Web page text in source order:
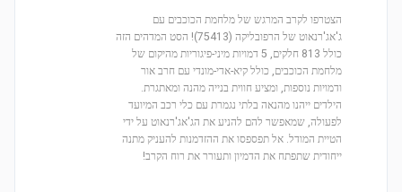
הצטרפו לקרב המרגש של מלחמת הכוכבים עם
ג'אג'רנאוט של הרפובליקה (75413)! הסט המדהים הזה
כולל 813 חלקים, 5 דמויות מיני-פיגוריות מהיקום של
מלחמת הכוכבים, כולל קיא-אדי-מונדי עם חרב אור
ודמויות נוספות, ומציע חווית בנייה מהנה ומאתגרת.
הילדים ייהנו מהנאה בלתי נגמרת עם כלי רכב המיועד
לפעולה, שמאפשר להם להניע את הג'אג'רנאוט על ידי
הטיית המודל. אל תפספסו את ההזדמנות להעניק מתנה
ייחודית שתפתח את הדמיון ותעורר את רוח הקרב!